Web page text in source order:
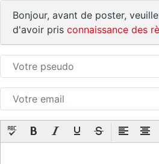
Bonjour, avant de poster,
d'avoir pris connaissance des